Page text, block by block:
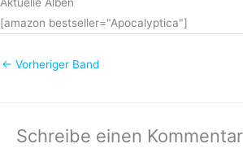
Aktuelle Alben
[amazon bestseller="Apocalyptica"]
← Vorheriger Band
Schreibe einen Kommentar